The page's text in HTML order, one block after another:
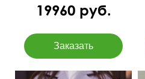
19960 руб.